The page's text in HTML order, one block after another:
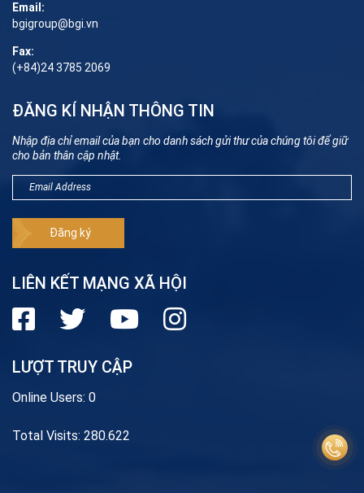
Email:
bgigroup@bgi.vn
Fax:
(+84)24 3785 2069
ĐĂNG KÍ NHẬN THÔNG TIN
Nhập địa chỉ email của bạn cho danh sách gửi thư của chúng tôi để giữ
cho bản thân cập nhật.
LIÊN KẾT MẠNG XÃ HỘI
LƯỢT TRUY CẬP
Online Users: 0
Total Visits: 280.622